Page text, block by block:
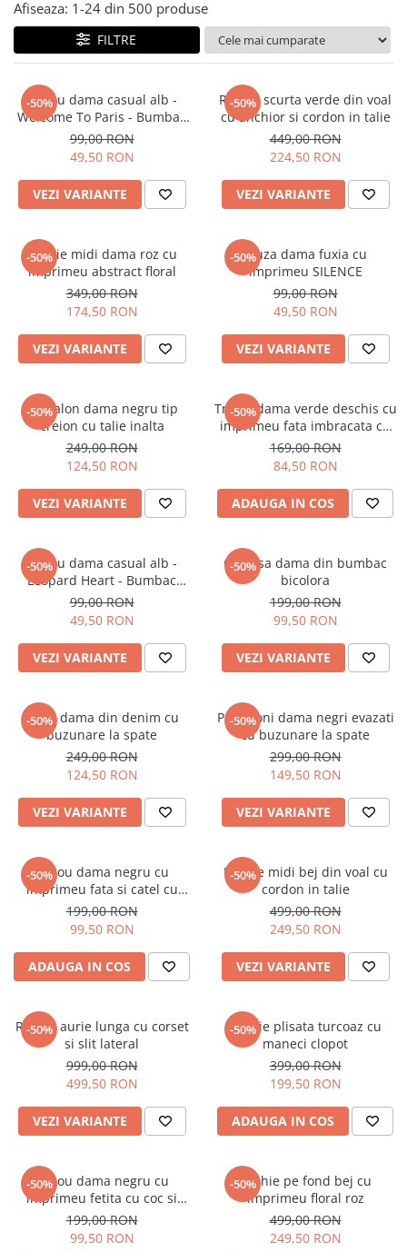
Tricouri si topuri
Rochii de eveniment
Afiseaza: 1-24 din 500 produse
FILTRE
-50%
Tricou dama casual alb -
Welcome To Paris - Bumbac
Organic
99,00 RON
49,50 RON
VEZI VARIANTE
-50%
Rochie scurta verde din voal
cu anchior si cordon in talie
449,00 RON
224,50 RON
VEZI VARIANTE
-50%
Rochie midi dama roz cu
imprimeu abstract floral
349,00 RON
174,50 RON
VEZI VARIANTE
-50%Bluza dama fuxia cu
imprimeu SILENCE
99,00 RON
49,50 RON
VEZI VARIANTE
-50%
Pantalon dama negru tip
creion cu talie inalta
249,00 RON
124,50 RON
VEZI VARIANTE
-50%
Tricou dama verde deschis cu
imprimeu fata imbracata cu
alb si inghetata in mana
169,00 RON
84,50 RON
ADAUGA IN COS
-50%
Tricou dama casual alb -
Leopard Heart - Bumbac
Organic
99,00 RON
49,50 RON
VEZI VARIANTE
-50%
Camasa dama din bumbac
bicolora
199,00 RON
99,50 RON
VEZI VARIANTE
-50%
Blugi dama din denim cu
buzunare la spate
249,00 RON
124,50 RON
VEZI VARIANTE
-50%
Pantaloni dama negri evazati
cu buzunare la spate
299,00 RON
149,50 RON
VEZI VARIANTE
-50%
Tricou dama negru cu
imprimeu fata si catel cu
ochelari
199,00 RON
99,50 RON
ADAUGA IN COS
-50%
Rochie midi bej din voal cu
cordon in talie
499,00 RON
249,50 RON
VEZI VARIANTE
-50%
Rochie aurie lunga cu corset
si slit lateral
999,00 RON
499,50 RON
VEZI VARIANTE
-50%
Rochie plisata turcoaz cu
maneci clopot
399,00 RON
199,50 RON
ADAUGA IN COS
-50%
Tricou dama negru cu
imprimeu fetita cu coc si
ochelari albastrii
199,00 RON
99,50 RON
-50%
Rochie pe fond bej cu
imprimeu floral roz
499,00 RON
249,50 RON